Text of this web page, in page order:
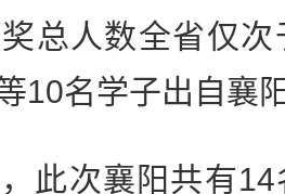
总人数全省仅
10名学子出自襄
次襄阳共有14